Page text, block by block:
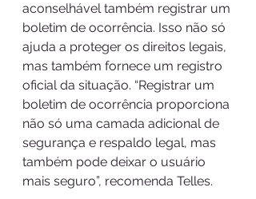
aconselhável também registrar um
boletim de ocorrência. Isso não só
ajuda a proteger os direitos legais,
mas também fornece um registro
oficial da situação. “Registrar um
boletim de ocorrência proporciona
não só uma camada adicional de
segurança e respaldo legal, mas
também pode deixar o usuário
mais seguro”, recomenda Telles.